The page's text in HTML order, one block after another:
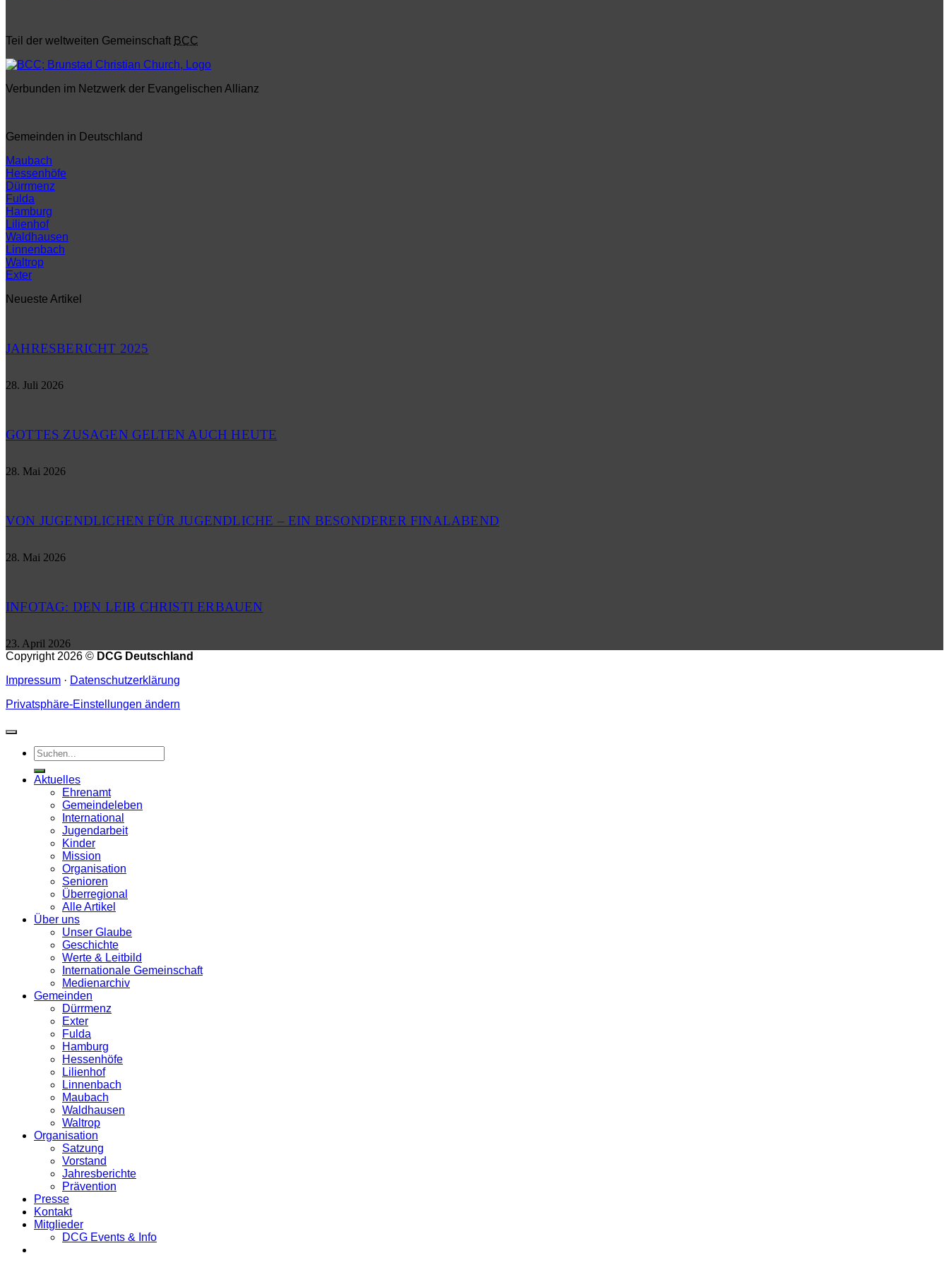
Teil der weltweiten Gemeinschaft BCC
Verbunden im Netzwerk der Evangelischen Allianz
Gemeinden in Deutschland
Maubach
Hessenhöfe
Dürrmenz
Fulda
Hamburg
Lilienhof
Waldhausen
Linnenbach
Waltrop
Exter
Neueste Artikel
JAHRESBERICHT 2025
28. Juli 2026
GOTTES ZUSAGEN GELTEN AUCH HEUTE
28. Mai 2026
VON JUGENDLICHEN FÜR JUGENDLICHE – EIN BESONDERER FINALABEND
28. Mai 2026
INFOTAG: DEN LEIB CHRISTI ERBAUEN
23. April 2026
Copyright 2026 © DCG Deutschland
Impressum · Datenschutzerklärung
Privatsphäre-Einstellungen ändern
Aktuelles
Ehrenamt
Gemeindeleben
International
Jugendarbeit
Kinder
Mission
Organisation
Senioren
Überregional
Alle Artikel
Über uns
Unser Glaube
Geschichte
Werte & Leitbild
Internationale Gemeinschaft
Medienarchiv
Gemeinden
Dürrmenz
Exter
Fulda
Hamburg
Hessenhöfe
Lilienhof
Linnenbach
Maubach
Waldhausen
Waltrop
Organisation
Satzung
Vorstand
Jahresberichte
Prävention
Presse
Kontakt
Mitglieder
DCG Events & Info